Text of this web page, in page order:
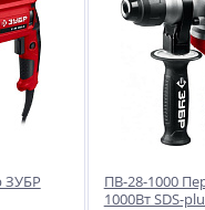
ЗУБР
ПВ-28-1000
1000Вт SDS-